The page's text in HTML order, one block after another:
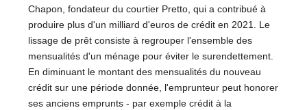
Chapon, fondateur du courtier Pretto, qui a contribué à
produire plus d'un milliard d'euros de crédit en 2021. Le
lissage de prêt consiste à regrouper l'ensemble des
mensualités d'un ménage pour éviter le surendettement.
En diminuant le montant des mensualités du nouveau
crédit sur une période donnée, l'emprunteur peut honorer
ses anciens emprunts - par exemple crédit à la